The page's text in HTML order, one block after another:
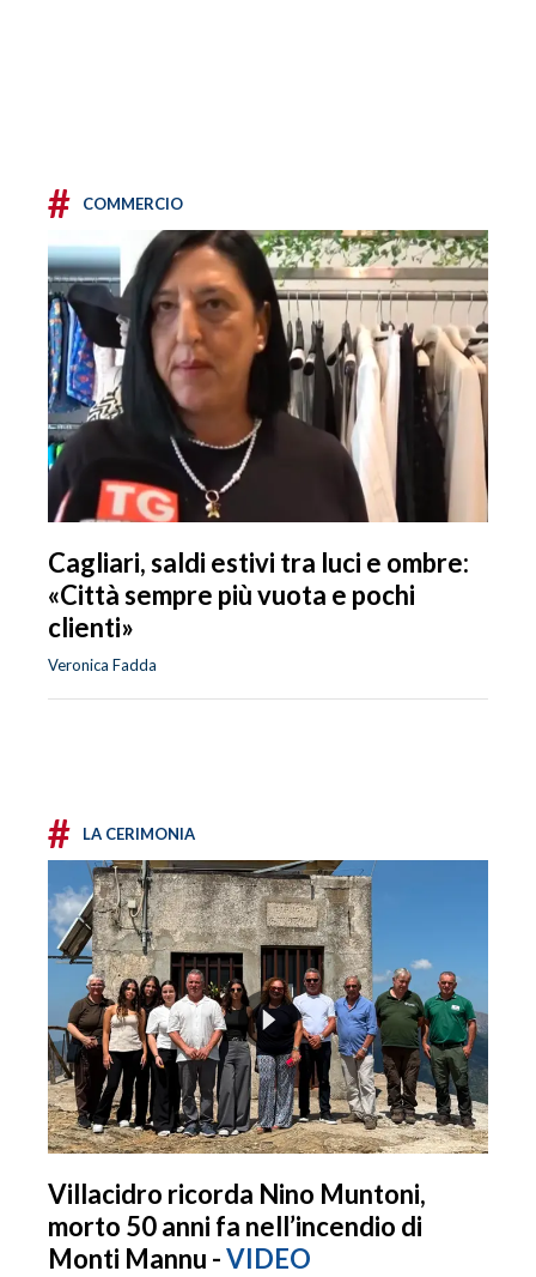
# COMMERCIO
Cagliari, saldi estivi tra luci e ombre:
«Città sempre più vuota e pochi
clienti»
Veronica Fadda
# LA CERIMONIA
Villacidro ricorda Nino Muntoni,
morto 50 anni fa nell’incendio di
Monti Mannu -VIDEO